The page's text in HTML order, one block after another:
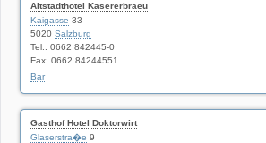
Altstadthotel Kasererbraeu
Kaigasse 33
5020 Salzburg
Tel.: 0662 842445-0
Fax: 0662 84244551
Bar
Gasthof Hotel Doktorwirt
Glaserstra�e 9